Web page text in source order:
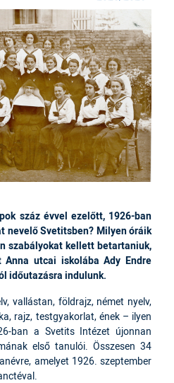
száz évvel ezelőtt, 1926-ban
nevelő Svetitsben? Milyen óráik
szabályokat kellett betartaniuk,
utcai iskolába Ady Endre
időutazásra indulunk.
vallástan, földrajz, német nyelv,
rajz, testgyakorlat, ének – ilyen
ban a Svetits Intézet újonnan
első tanulói. Összesen 34
amelyet 1926. szeptember